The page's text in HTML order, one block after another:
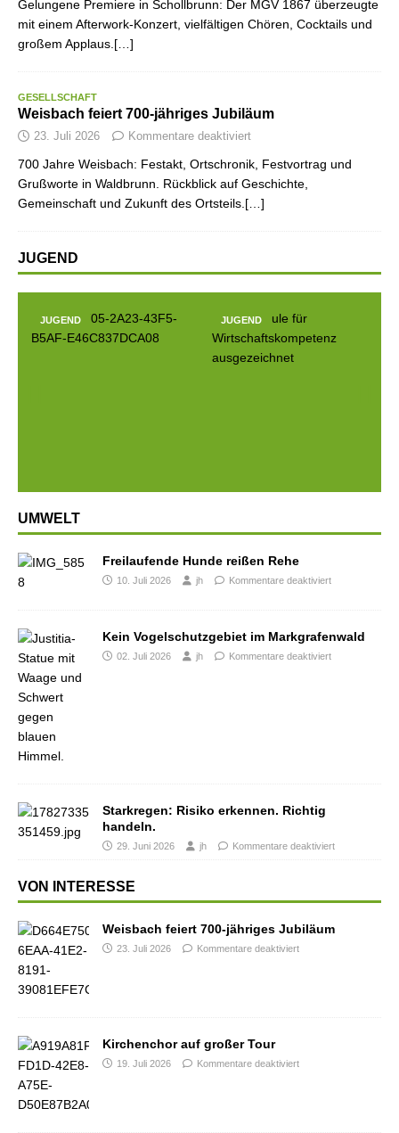
Gelungene Premiere in Schollbrunn: Der MGV 1867 überzeugte
mit einem Afterwork-Konzert, vielfältigen Chören, Cocktails und
großem Applaus.[…]
GESELLSCHAFT
Weisbach feiert 700-jähriges Jubiläum
23. Juli 2026 Kommentare deaktiviert
700 Jahre Weisbach: Festakt, Ortschronik, Festvortrag und
Grußworte in Waldbrunn. Rückblick auf Geschichte,
Gemeinschaft und Zukunft des Ortsteils.[…]
JUGEND
JUGEND JUGEND
UMWELT
Freilaufende Hunde reißen Rehe
10. Juli 2026 jh Kommentare deaktiviert
Kein Vogelschutzgebiet im Markgrafenwald
02. Juli 2026 jh Kommentare deaktiviert
Starkregen: Risiko erkennen. Richtig
handeln.
29. Juni 2026 jh Kommentare deaktiviert
VON INTERESSE
Weisbach feiert 700-jähriges Jubiläum
23. Juli 2026 Kommentare deaktiviert
Kirchenchor auf großer Tour
19. Juli 2026 Kommentare deaktiviert